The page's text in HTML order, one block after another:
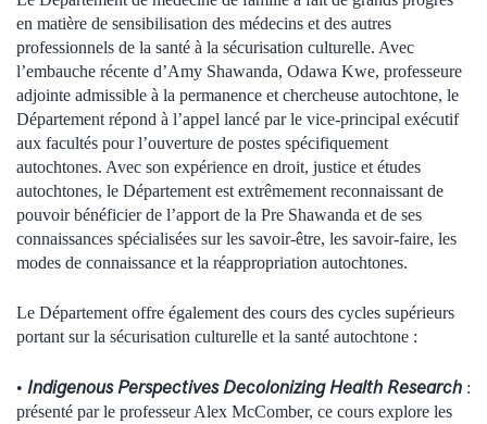
en matière de sensibilisation des médecins et des autres
professionnels de la santé à la sécurisation culturelle. Avec
l’embauche récente d’Amy Shawanda, Odawa Kwe, professeure
adjointe admissible à la permanence et chercheuse autochtone, le
Département répond à l’appel lancé par le vice-principal exécutif
aux facultés pour l’ouverture de postes spécifiquement
autochtones. Avec son expérience en droit, justice et études
autochtones, le Département est extrêmement reconnaissant de
pouvoir bénéficier de l’apport de la Pre Shawanda et de ses
connaissances spécialisées sur les savoir-être, les savoir-faire, les
modes de connaissance et la réappropriation autochtones.
Le Département offre également des cours des cycles supérieurs
portant sur la sécurisation culturelle et la santé autochtone :
• Indigenous Perspectives Decolonizing Health Research :
présenté par le professeur Alex McComber, ce cours explore les